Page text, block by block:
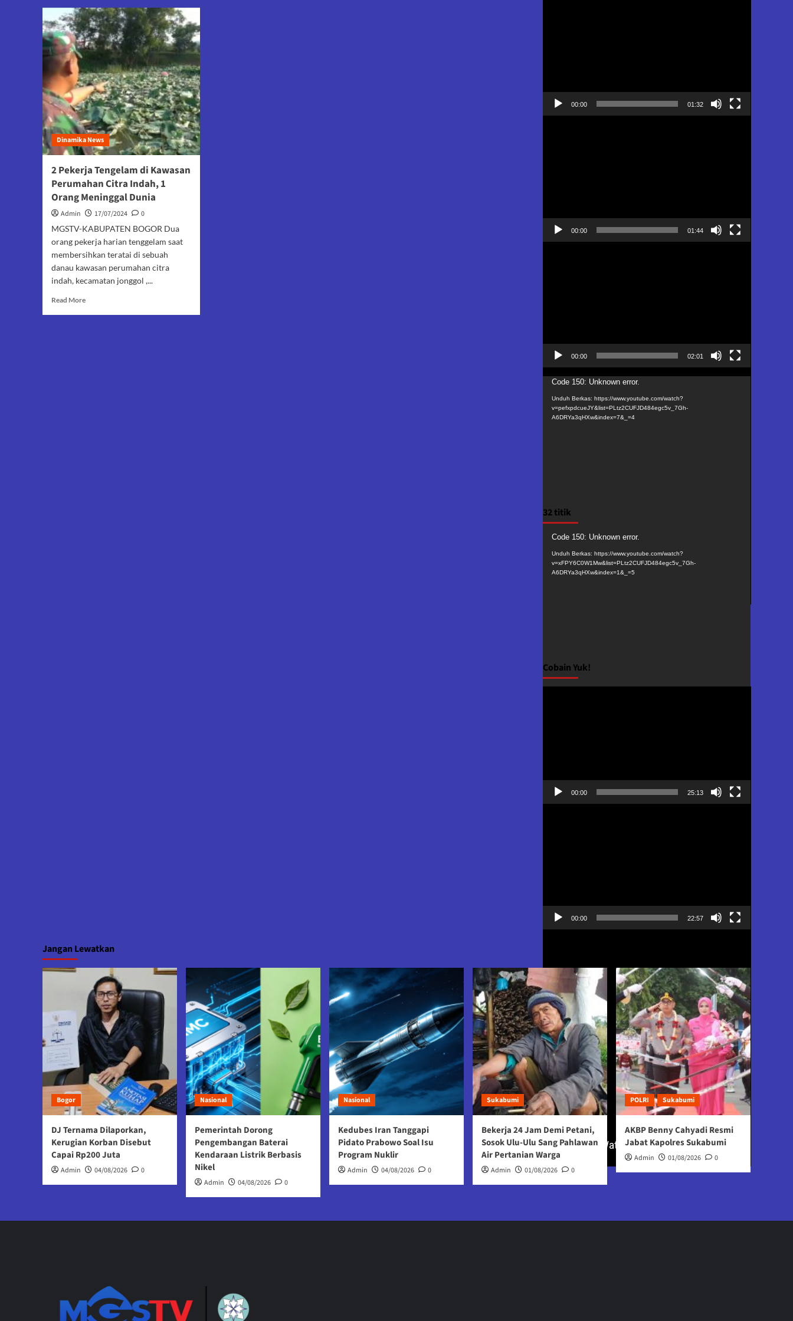
Dinamika News
2 Pekerja Tengelam di Kawasan
Perumahan Citra Indah, 1
Orang Meninggal Dunia
Admin 17/07/2024
0
MGSTV-KABUPATEN BOGOR Dua
orang pekerja harian tenggelam saat
membersihkan teratai di sebuah
danau kawasan perumahan citra
indah, kecamatan jonggol ,...
Read MoreRead
00:00 01:32
00:00 01:44
00:00 02:01
Pemutar
Video
Code 150: Unknown error.
Unduh Berkas: https://www.youtube.com/watch?
v=pefxpdcueJY&list=PLtz2CUFJD484egc5v_7Gh-
A6DRYa3qHXw&index=7&_=4
32 titik
Pemutar
Video
Code 150: Unknown error.
Unduh Berkas: https://www.youtube.com/watch?
v=xFPY6C0W1Mw&list=PLtz2CUFJD484egc5v_7Gh-
A6DRYa3qHXw&index=1&_=5
Cobain Yuk!
00:00 25:13
00:00 22:57
Jangan Lewatkan
Bogor
DJ Ternama Dilaporkan,
Kerugian Korban Disebut
Capai Rp200 Juta
Admin 04/08/2026 0
Nasional
Pemerintah Dorong
Pengembangan Baterai
Kendaraan Listrik Berbasis
Nikel
Admin 04/08/2026 0
Nasional
Kedubes Iran Tanggapi
Pidato Prabowo Soal Isu
Program Nuklir
Admin 04/08/2026 0
Sukabumi
Bekerja 24 Jam Demi Petani,
Sosok Ulu-Ulu Sang Pahlawan
Air Pertanian Warga
Admin 01/08/2026 0
POLRI Sukabumi
AKBP Benny Cahyadi Resmi
Jabat Kapolres Sukabumi
Admin 01/08/2026 0